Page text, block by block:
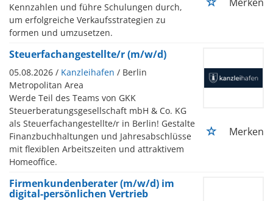
Kennzahlen und führe Schulungen durch,
um erfolgreiche Verkaufsstrategien zu
formen und umzusetzen.
Steuerfachangestellte/r (m/w/d)
05.08.2026 / Kanzleihafen / Berlin
Metropolitan Area
Werde Teil des Teams von GKK
Steuerberatungsgesellschaft mbH & Co. KG
als Steuerfachangestellte/r in Berlin! Gestalte
Finanzbuchhaltungen und Jahresabschlüsse
mit flexiblen Arbeitszeiten und attraktivem
Homeoffice.
Merken
Firmenkundenberater (m/w/d) im
digital-persönlichen Vertrieb